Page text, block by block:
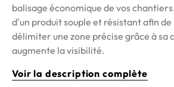
balisage économique de vos
d'un produit souple et résistant afin
délimiter une zone précise grâce à sa
augmente la visibilité.
Voir la description complète